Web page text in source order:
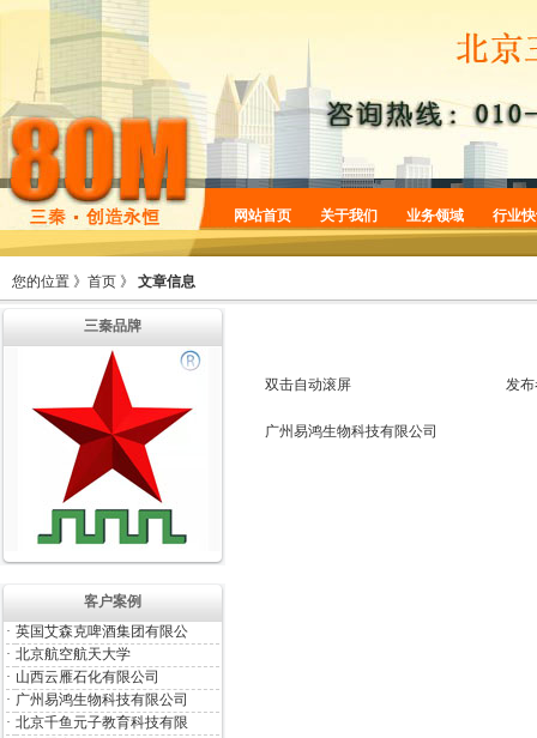
网站首页 关于我们
企业简介
业务领域
商标服务
行业
您的位置 》 首页 》 文章信息
三秦品牌
客户案例
· 英国艾森克啤酒集团有限公
· 北京航空航天大学
· 山西云雁石化有限公司
· 广州易鸿生物科技有限公司
· 北京千鱼元子教育科技有限
双击自动滚屏 发布
广州易鸿生物科技有限公司